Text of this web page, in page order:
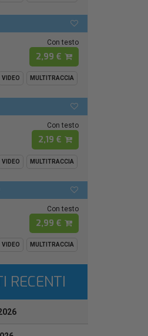
Con testo
2,99 €
VIDEO MULTITRACCIA
Con testo
2,19 €
VIDEO MULTITRACCIA
Con testo
2,99 €
VIDEO MULTITRACCIA
RECENTI